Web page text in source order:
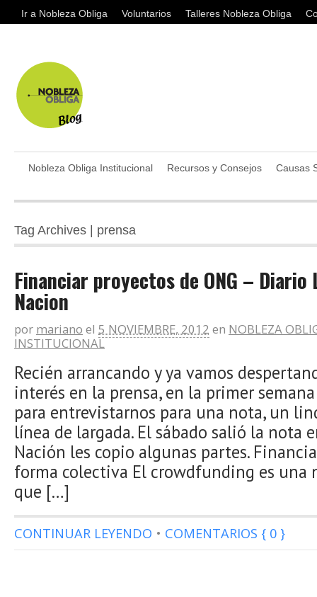
Ir a Nobleza Obliga Voluntarios Talleres Nobleza Obliga
Nobleza Obliga Institucional Recursos y Consejos Causas
Tag Archives | prensa
Financiar proyectos de ONG – Diario
Nacion
por mariano el 5 NOVIEMBRE, 2012 en NOBLEZA
INSTITUCIONAL
Recién arrancando y ya vamos
interés en la prensa, en la primer
para entrevistarnos para una nota, un
línea de largada. El sábado salió la nota
Nación les copio algunas partes.
forma colectiva El crowdfunding es una
que […]
CONTINUAR LEYENDO • COMENTARIOS { 0 }